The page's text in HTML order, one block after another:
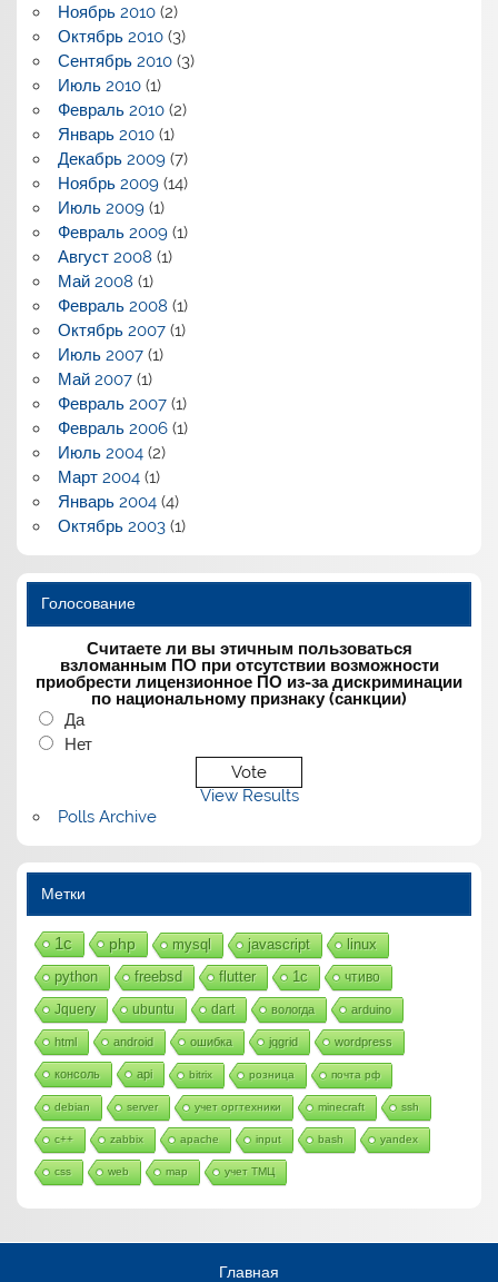
Ноябрь 2010(2)
Октябрь 2010(3)
Сентябрь 2010(3)
Июль 2010(1)
Февраль 2010(2)
Январь 2010(1)
Декабрь 2009(7)
Ноябрь 2009(14)
Июль 2009(1)
Февраль 2009(1)
Август 2008 (1)
Май 2008 (1)
Февраль 2008 (1)
Октябрь 2007(1)
Июль 2007(1)
Май 2007(1)
Февраль 2007(1)
Февраль 2006(1)
Июль 2004(2)
Март 2004(1)
Январь 2004(4)
Октябрь 2003(1)
Голосование
Считаете ли вы этичным пользоваться
взломанным ПО при отсутствии возможности
приобрести лицензионное ПО из-за дискриминации
по национальному признаку (санкции)
Да
Нет
View Results
Polls Archive
Метки
1с php mysql javascript linux
python freebsd flutter 1c чтиво
Jquery ubuntu dart вологда arduino
html android ошибка jqgrid wordpress
консоль api bitrix розница почта рф
debian server учет оргтехники minecraft ssh
c++ zabbix apache input bash yandex
css web map учет ТМЦ
Главная